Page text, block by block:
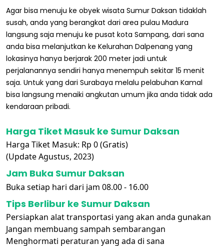
Agar bisa menuju ke obyek wisata Sumur Daksan tidaklah
susah, anda yang berangkat dari area pulau Madura
langsung saja menuju ke pusat kota Sampang, dari sana
anda bisa melanjutkan ke Kelurahan Dalpenang yang
lokasinya hanya berjarak 200 meter jadi untuk
perjalanannya sendiri hanya menempuh sekitar 15 menit
saja. Untuk yang dari Surabaya melalu pelabuhan Kamal
bisa langsung menaiki angkutan umum jika anda tidak ada
kendaraan pribadi.
Harga Tiket Masuk ke Sumur Daksan
Harga Tiket Masuk: Rp 0 (Gratis)
(Update Agustus, 2023)
Jam Buka Sumur Daksan
Buka setiap hari dari jam 08.00 - 16.00
Tips Berlibur ke Sumur Daksan
Persiapkan alat transportasi yang akan anda gunakan
Jangan membuang sampah sembarangan
Menghormati peraturan yang ada di sana